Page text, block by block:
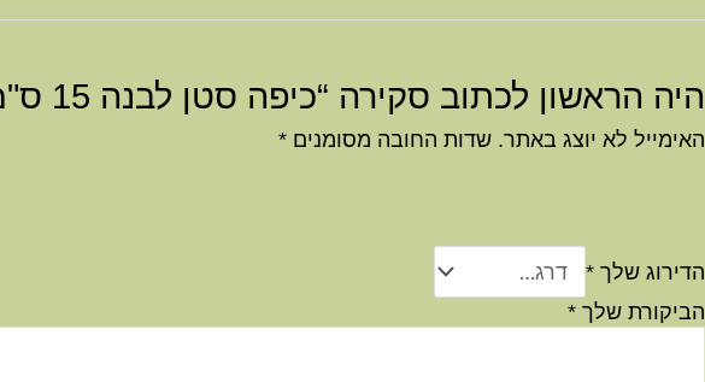
היה הראשון לכתוב סקירה “כיפה סטן לבנה 15 ס"מ”
האימייל לא יוצג באתר. שדות החובה מסומנים *
הדירוג שלך *
הביקורת שלך *